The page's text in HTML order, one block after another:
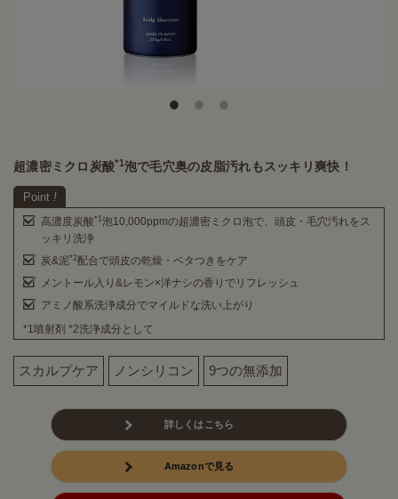
超濃密ミクロ炭酸*1 泡で毛穴奥の皮脂汚れもスッキリ爽快！
Point !
高濃度炭酸*1 泡10,000ppmの超濃密ミクロ泡で、頭皮・毛穴汚れをス
ッキリ洗浄
炭&泥*2配合で頭皮の乾燥・ベタつきをケア
メントール入り&レモン×洋ナシの香りでリフレッシュ
アミノ酸系洗浄成分でマイルドな洗い上がり
*1噴射剤 *2洗浄成分として
スカルプケア ノンシリコン 9つの無添加
詳しくはこちら
Amazonで見る